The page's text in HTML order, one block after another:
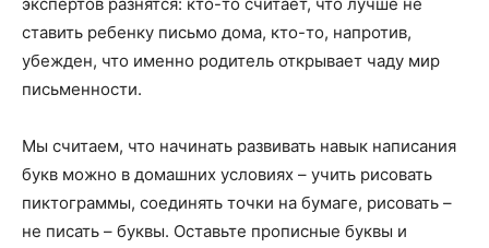
экспертов разнятся: кто-то считает, что лучше не
ставить ребенку письмо дома, кто-то, напротив,
убежден, что именно родитель открывает чаду мир
письменности.
Мы считаем, что начинать развивать навык написания
букв можно в домашних условиях – учить рисовать
пиктограммы, соединять точки на бумаге, рисовать –
не писать – буквы. Оставьте прописные буквы и